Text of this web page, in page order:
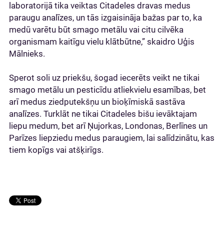
laboratorijā tika veiktas Citadeles dravas medus
paraugu analīzes, un tās izgaisināja bažas par to, ka
medū varētu būt smago metālu vai citu cilvēka
organismam kaitīgu vielu klātbūtne,” skaidro Uģis
Mālnieks.
Sperot soli uz priekšu, šogad iecerēts veikt ne tikai
smago metālu un pesticīdu atliekvielu esamības, bet
arī medus ziedputekšņu un bioķīmiskā sastāva
analīzes. Turklāt ne tikai Citadeles bišu ievāktajam
liepu medum, bet arī Ņujorkas, Londonas, Berlīnes un
Parīzes liepziedu medus paraugiem, lai salīdzinātu, kas
tiem kopīgs vai atšķirīgs.